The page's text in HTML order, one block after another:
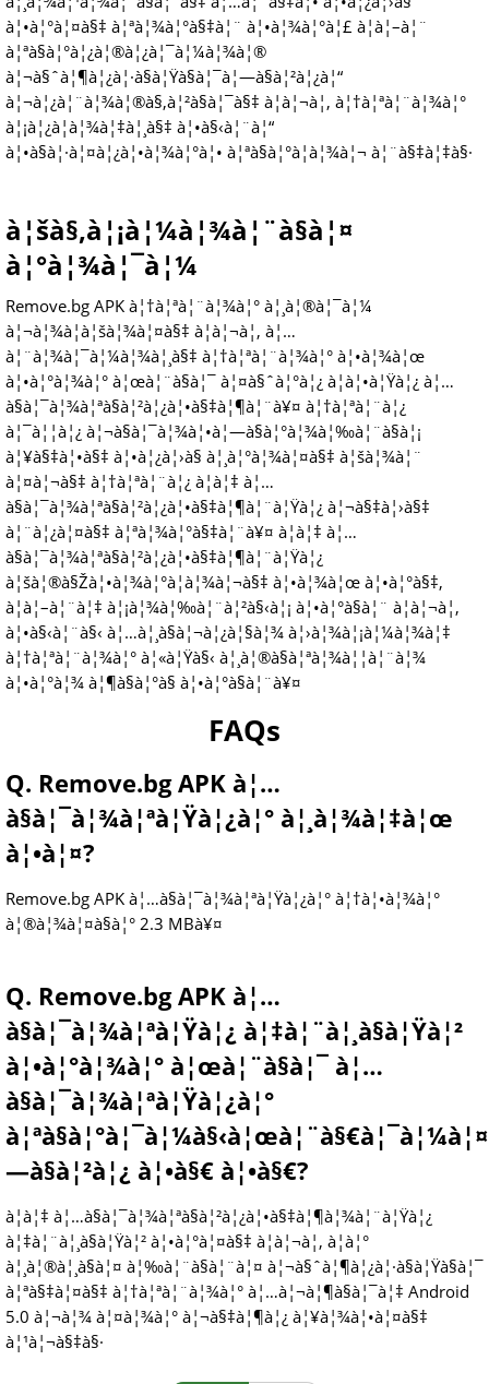
à¦•à¦°à¦¤à§‡ à¦ªà¦¾à¦°à§‡à¦¨ à¦•à¦¾à¦°à¦£ à¦à¦–à¦¨
à¦ªà§à¦°à¦¿à¦®à¦¿à¦¯à¦¼à¦¾à¦®
à¦¬à§ˆà¦¶à¦¿à¦·à§à¦Ÿà§à¦¯à¦—à§à¦²à¦¿à¦“
à¦¬à¦¿à¦¨à¦¾à¦®à§‚à¦²à§à¦¯à§‡ à¦à¦¬à¦‚ à¦†à¦ªà¦¨à¦¾à¦°
à¦¡à¦¿à¦­à¦¾à¦‡à¦¸à§‡ à¦•à§‹à¦¨à¦“
à¦•à§à¦·à¦¤à¦¿à¦•à¦¾à¦°à¦• à¦ªà§à¦°à¦­à¦¾à¦¬ à¦¨à§‡à¦‡à§·
à¦šà§‚à¦¡à¦¼à¦¾à¦¨à§à¦¤
à¦°à¦¾à¦¯à¦¼
Remove.bg APK à¦†à¦ªà¦¨à¦¾à¦° à¦¸à¦®à¦¯à¦¼
à¦¬à¦¾à¦à¦šà¦¾à¦¤à§‡ à¦à¦¬à¦‚ à¦…
à¦¨à¦¾à¦¯à¦¼à¦¾à¦¸à§‡ à¦†à¦ªà¦¨à¦¾à¦° à¦•à¦¾à¦œ
à¦•à¦°à¦¾à¦° à¦œà¦¨à§à¦¯ à¦¤à§ˆà¦°à¦¿ à¦à¦•à¦Ÿà¦¿ à¦…
à§à¦¯à¦¾à¦ªà§à¦²à¦¿à¦•à§‡à¦¶à¦¨à¥¤ à¦†à¦ªà¦¨à¦¿
à¦¯à¦¦à¦¿ à¦¬à§à¦¯à¦¾à¦•à¦—à§à¦°à¦¾à¦‰à¦¨à§à¦¡
à¦¥à§‡à¦•à§‡ à¦•à¦¿à¦›à§ à¦¸à¦°à¦¾à¦¤à§‡ à¦šà¦¾à¦¨
à¦¤à¦¬à§‡ à¦†à¦ªà¦¨à¦¿ à¦à¦‡ à¦…
à§à¦¯à¦¾à¦ªà§à¦²à¦¿à¦•à§‡à¦¶à¦¨à¦Ÿà¦¿ à¦¬à§‡à¦›à§‡
à¦¨à¦¿à¦¤à§‡ à¦ªà¦¾à¦°à§‡à¦¨à¥¤ à¦à¦‡ à¦…
à§à¦¯à¦¾à¦ªà§à¦²à¦¿à¦•à§‡à¦¶à¦¨à¦Ÿà¦¿
à¦šà¦®à§Žà¦•à¦¾à¦°à¦­à¦¾à¦¬à§‡ à¦•à¦¾à¦œ à¦•à¦°à§‡,
à¦à¦–à¦¨à¦‡ à¦¡à¦¾à¦‰à¦¨à¦²à§‹à¦¡ à¦•à¦°à§à¦¨ à¦à¦¬à¦‚
à¦•à§‹à¦¨à§‹ à¦…à¦¸à§à¦¬à¦¿à¦§à¦¾ à¦›à¦¾à¦¡à¦¼à¦¾à¦‡
à¦†à¦ªà¦¨à¦¾à¦° à¦«à¦Ÿà§‹ à¦¸à¦®à§à¦ªà¦¾à¦¦à¦¨à¦¾
à¦•à¦°à¦¾ à¦¶à§à¦°à§ à¦•à¦°à§à¦¨à¥¤
FAQs
Q. Remove.bg APK à¦…
à§à¦¯à¦¾à¦ªà¦Ÿà¦¿à¦° à¦¸à¦¾à¦‡à¦œ
à¦•à¦¤?
Remove.bg APK à¦…à§à¦¯à¦¾à¦ªà¦Ÿà¦¿à¦° à¦†à¦•à¦¾à¦°
à¦®à¦¾à¦¤à§à¦° 2.3 MBà¥¤
Q. Remove.bg APK à¦…
à§à¦¯à¦¾à¦ªà¦Ÿà¦¿ à¦‡à¦¨à¦¸à§à¦Ÿà¦²
à¦•à¦°à¦¾à¦° à¦œà¦¨à§à¦¯ à¦…
à§à¦¯à¦¾à¦ªà¦Ÿà¦¿à¦°
—à§à¦²à¦¿ à¦•à§€ à¦•à§€?
à¦à¦‡ à¦…à§à¦¯à¦¾à¦ªà§à¦²à¦¿à¦•à§‡à¦¶à¦¾à¦¨à¦Ÿà¦¿
à¦‡à¦¨à¦¸à§à¦Ÿà¦² à¦•à¦°à¦¤à§‡ à¦à¦¬à¦‚ à¦à¦°
à¦¸à¦®à¦¸à§à¦¤ à¦‰à¦¨à§à¦¨à¦¤ à¦¬à§ˆà¦¶à¦¿à¦·à§à¦Ÿà§à¦¯
à¦ªà§‡à¦¤à§‡ à¦†à¦ªà¦¨à¦¾à¦° à¦…à¦¬à¦¶à§à¦¯à¦‡ Android
5.0 à¦¬à¦¾ à¦¤à¦¾à¦° à¦¬à§‡à¦¶à¦¿ à¦¥à¦¾à¦•à¦¤à§‡
à¦¹à¦¬à§‡à§·